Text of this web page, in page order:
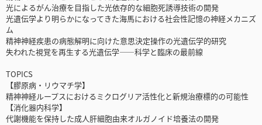
光によるがん治療を目指した光依存的な細胞死誘導技術の開発
光遺伝学より明らかになってきた海馬における社会性記憶の神経メカニズ
ム
精神神経疾患の病態解明に向けた意思決定操作の光遺伝学的研究
失われた視覚を再生する光遺伝学――科学と臨床の最前線
TOPICS
【膠原病・リウマチ学】
精神神経ループスにおけるミクログリア活性化と新規治療標的の可能性
【消化器内科学】
代謝機能を保持した成人肝細胞由来オルガノイド培養法の開発